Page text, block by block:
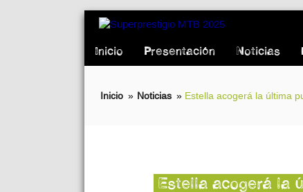
Inicio Presentación Noticias
Inicio » Noticias » Estella acogerá la última
Estella acogerá la